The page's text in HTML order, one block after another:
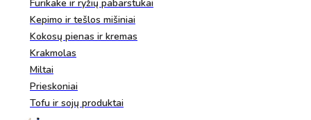
Furikake ir ryžių pabarstukai
Kepimo ir tešlos mišiniai
Kokosų pienas ir kremas
Krakmolas
Miltai
Prieskoniai
Tofu ir sojų produktai